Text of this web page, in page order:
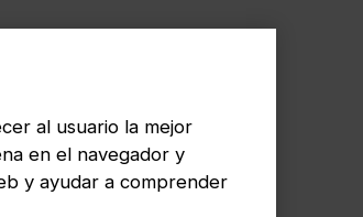
al usuario la mejor
en el navegador y
y ayudar a comprender